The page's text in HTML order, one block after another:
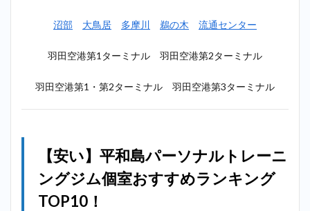
エク
ササ
コー
平和
島
CONCEPT）
＿平和島
2.4
4
位：ファ
沼部 大鳥居 多摩川 鵜の木 流通センター
羽田空港第1ターミナル 羽田空港第2ターミナル
羽田空港第1・第2ターミナル 羽田空港第3ターミナル
【安い】平和島パーソナルトレーニ
ングジム個室おすすめランキング
TOP10！